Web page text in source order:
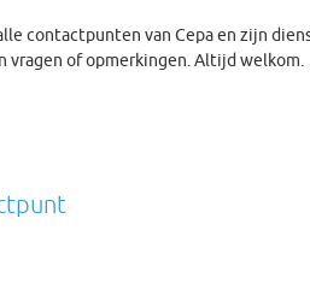
contactpunten van Cepa en zijn
vragen of opmerkingen. Altijd welkom.